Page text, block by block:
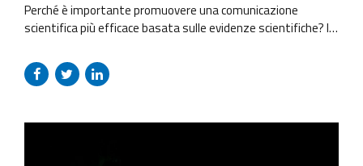
Perché è importante promuovere una comunicazione
scientifica più efficace basata sulle evidenze scientifiche? In
maggiore di quello di chi possiede la conoscenza”, è
necessario combattere la diffusione della disinformazione e